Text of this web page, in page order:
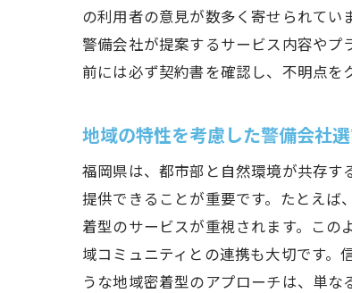
の利用者の意見が数多く寄せられてい
警備会社が提案するサービス内容や
前には必ず契約書を確認し、不明点を
地域の特性を考慮した警備会社
福岡県は、都市部と自然環境が共存
提供できることが重要です。たとえ
着型のサービスが重視されます。こ
域コミュニティとの連携も大切です。
うな地域密着型のアプローチは、単